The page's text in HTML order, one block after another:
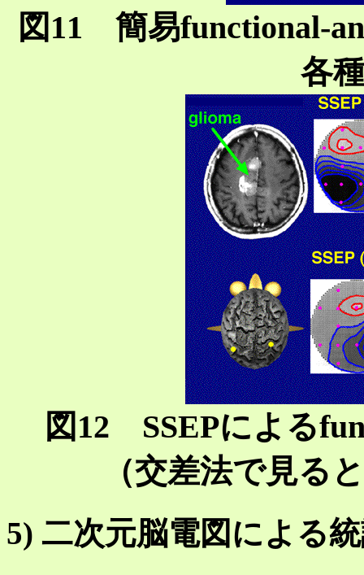
図11 簡易functional-
各
図12 SSEPによる
（交差法で見ると
5) 二次元脳電図による